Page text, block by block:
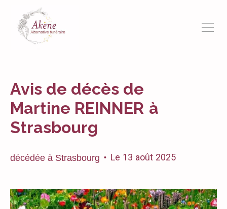
Avis de décès de
Martine REINNER à
Strasbourg
décédée à Strasbourg • Le 13 août 2025